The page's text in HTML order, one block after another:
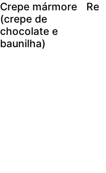
Crepe mármore
(crepe de
chocolate e
baunilha)